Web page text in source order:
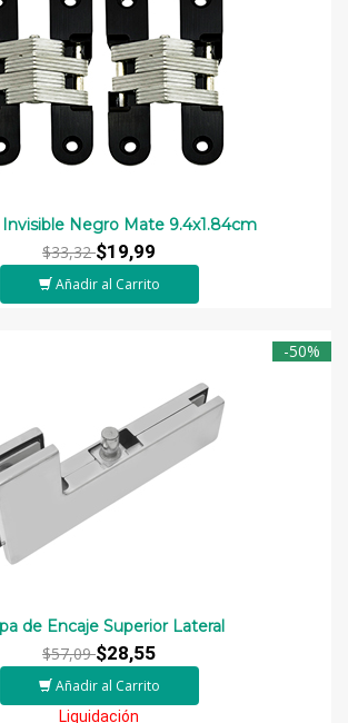
Invisible Negro Mate 9.4x1.84cm
$33,32$19,99
Añadir al Carrito
-50%
de Encaje Superior Lateral
$57,09$28,55
Añadir al Carrito
Liquidación